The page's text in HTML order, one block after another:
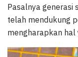
Pasalnya generasi
telah mendukung
mengharapkan hal